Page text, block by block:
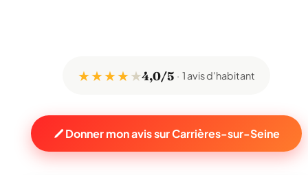
★ ★ ★ ★★4,0/5 1 avis d'habitant
Donner mon avis sur Carrières-sur-Seine